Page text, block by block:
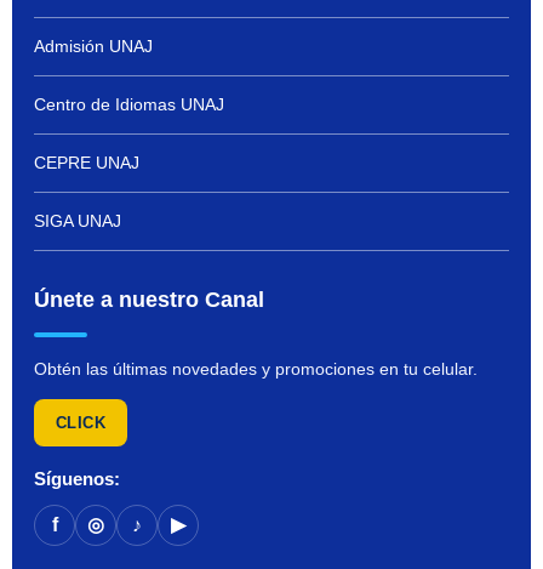
Admisión UNAJ
Centro de Idiomas UNAJ
CEPRE UNAJ
SIGA UNAJ
Únete a nuestro Canal
Obtén las últimas novedades y promociones en tu celular.
CLICK
Síguenos:
f ◎ ♪ ▶